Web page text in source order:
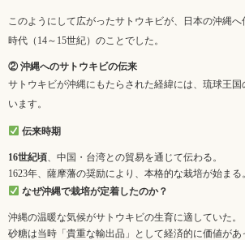
このようにして広がったサトウキビが、日本の沖縄
時代（14～15世紀）のことでした。
② 沖縄へのサトウキビの伝来
サトウキビが沖縄にもたらされた経緯には、琉球王国
います。
伝来時期
16世紀頃、中国・台湾との貿易を通じて伝わる。
1623年、薩摩藩の奨励により、本格的な栽培が始まる。
なぜ沖縄で栽培が定着したのか？
沖縄の温暖な気候がサトウキビの生育に適していた。
砂糖は当時「貴重な輸出品」として経済的に価値があ